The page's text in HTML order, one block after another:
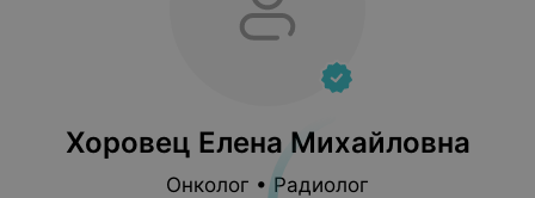
Хоровец Елена Михайловна
Онколог • Радиолог